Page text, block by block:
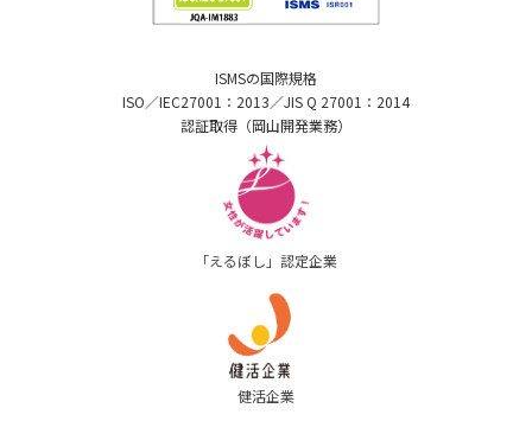
ISMSの国際規格
ISO／IEC27001：2013／JIS Q 27001：2014
認証取得（岡山開発業務）
「えるぼし」認定企業
健活企業